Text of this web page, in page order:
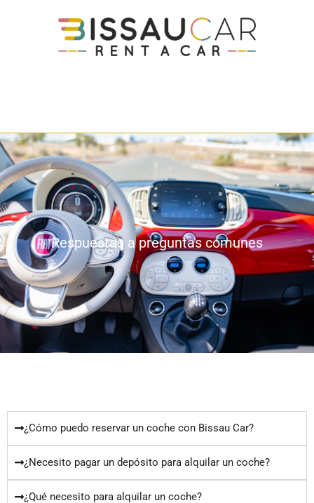
Respuestas a preguntas comunes
¿Cómo puedo reservar un coche con Bissau Car?
¿Necesito pagar un depósito para alquilar un coche?
¿Qué necesito para alquilar un coche?